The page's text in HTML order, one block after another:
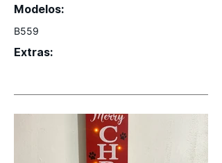
Modelos:
B559
Extras: